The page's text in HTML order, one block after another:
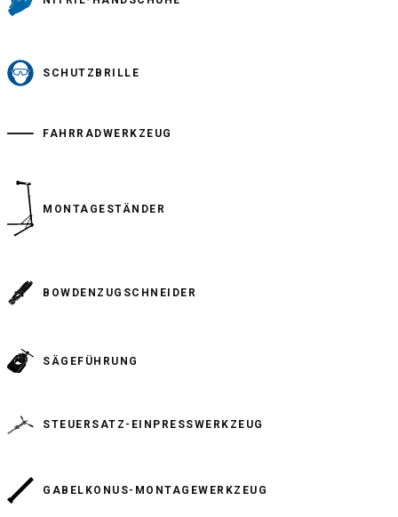
SCHUTZBRILLE
FAHRRADWERKZEUG
MONTAGESTÄNDER
BOWDENZUGSCHNEIDER
SÄGEFÜHRUNG
STEUERSATZ-EINPRESSWERKZEUG
GABELKONUS-MONTAGEWERKZEUG